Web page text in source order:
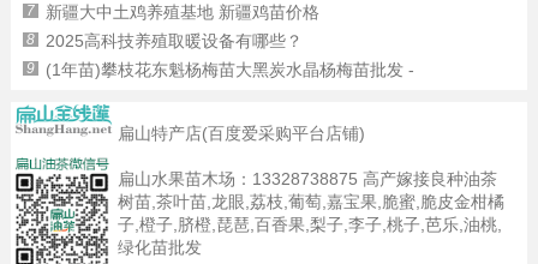
7 新疆大中土鸡养殖基地 新疆鸡苗价格
8 2025高科技养殖取暖设备有哪些？
9 (1年苗)攀枝花东魁杨梅苗大黑炭水晶杨梅苗批发 -
扁山特产店(百度爱采购平台店铺)
扁山水果苗木场： 13328738875 高产嫁接良种油茶
树苗,茶叶苗,龙眼,荔枝,葡萄,嘉宝果,脆蜜,脆皮金柑橘
子,橙子,脐橙,琵琶,百香果,梨子,李子,桃子,芭乐,油桃,
绿化苗批发